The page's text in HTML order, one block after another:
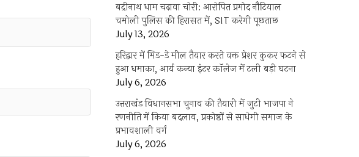
बद्रीनाथ धाम चढ़ावा चोरी: आरोपित प्रमोद नौटियाल
चमोली पुलिस की हिरासत में, SIT करेगी पूछताछ
July 13, 2026
हरिद्वार में मिड-डे मील तैयार करते वक्त प्रेशर कुकर फटने से
हुआ धमाका, आर्य कन्या इंटर कॉलेज में टली बड़ी घटना
July 6, 2026
उत्तराखंंड विधानसभा चुनाव की तैयारी में जुटी भाजपा ने
रणनीति में किया बदलाव, प्रकोष्ठों से साधेगी समाज के
प्रभावशाली वर्ग
July 6, 2026